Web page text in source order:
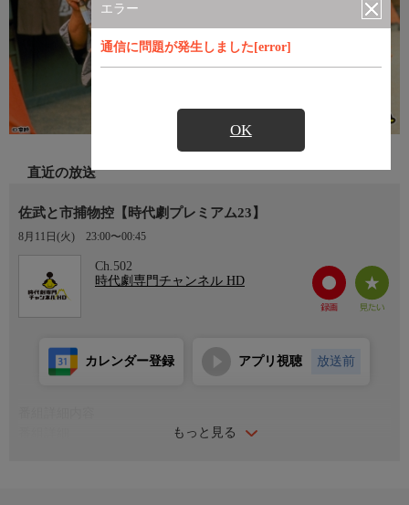
エラー
通信に問題が発生しました[error]
OK
直近の放送
佐武と市捕物控【時代劇プレミアム23】
8月11日(火) 23:00〜00:45
Ch.502
時代劇専門チャンネル HD
もっと見る
カレンダー登録 アプリ視聴 放送前